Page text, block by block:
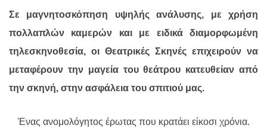
Σε μαγνητοσκόπηση υψηλής ανάλυσης, με χρήση
πολλαπλών καμερών και με ειδικά διαμορφωμένη
τηλεσκηνοθεσία, οι Θεατρικές Σκηνές επιχειρούν να
μεταφέρουν την μαγεία του θεάτρου κατευθείαν από
την σκηνή, στην ασφάλεια του σπιτιού μας.
Ένας ανομολόγητος έρωτας που κρατάει είκοσι χρόνια.